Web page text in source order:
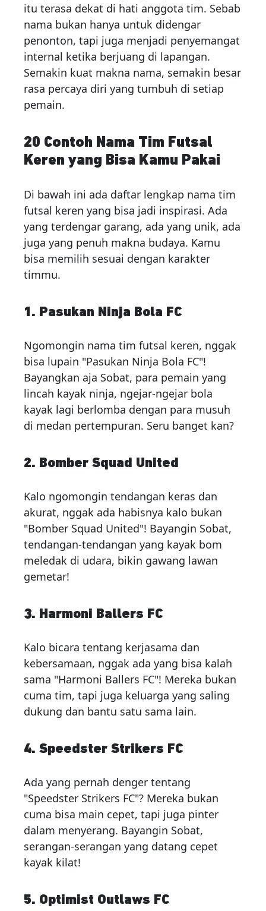
itu terasa dekat di hati anggota tim. Sebab
nama bukan hanya untuk didengar
penonton, tapi juga menjadi penyemangat
internal ketika berjuang di lapangan.
Semakin kuat makna nama, semakin besar
rasa percaya diri yang tumbuh di setiap
pemain.
20 Contoh Nama Tim Futsal
Keren yang Bisa Kamu Pakai
Di bawah ini ada daftar lengkap nama tim
futsal keren yang bisa jadi inspirasi. Ada
yang terdengar garang, ada yang unik, ada
juga yang penuh makna budaya. Kamu
bisa memilih sesuai dengan karakter
timmu.
1. Pasukan Ninja Bola FC
Ngomongin nama tim futsal keren, nggak
bisa lupain "Pasukan Ninja Bola FC"!
Bayangkan aja Sobat, para pemain yang
lincah kayak ninja, ngejar-ngejar bola
kayak lagi berlomba dengan para musuh
di medan pertempuran. Seru banget kan?
2. Bomber Squad United
Kalo ngomongin tendangan keras dan
akurat, nggak ada habisnya kalo bukan
"Bomber Squad United"! Bayangin Sobat,
tendangan-tendangan yang kayak bom
meledak di udara, bikin gawang lawan
gemetar!
3. Harmoni Ballers FC
Kalo bicara tentang kerjasama dan
kebersamaan, nggak ada yang bisa kalah
sama "Harmoni Ballers FC"! Mereka bukan
cuma tim, tapi juga keluarga yang saling
dukung dan bantu satu sama lain.
4. Speedster Strikers FC
Ada yang pernah denger tentang
"Speedster Strikers FC"? Mereka bukan
cuma bisa main cepet, tapi juga pinter
dalam menyerang. Bayangin Sobat,
serangan-serangan yang datang cepet
kayak kilat!
5. Optimist Outlaws FC